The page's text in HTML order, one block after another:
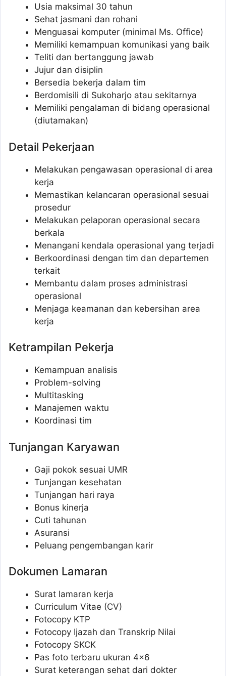
Usia maksimal 30 tahun
Sehat jasmani dan rohani
Menguasai komputer (minimal Ms. Office)
Memiliki kemampuan komunikasi yang baik
Teliti dan bertanggung jawab
Jujur dan disiplin
Bersedia bekerja dalam tim
Berdomisili di Sukoharjo atau sekitarnya
Memiliki pengalaman di bidang operasional
(diutamakan)
Detail Pekerjaan
Melakukan pengawasan operasional di area
kerja
Memastikan kelancaran operasional sesuai
prosedur
Melakukan pelaporan operasional secara
berkala
Menangani kendala operasional yang terjadi
Berkoordinasi dengan tim dan departemen
terkait
Membantu dalam proses administrasi
operasional
Menjaga keamanan dan kebersihan area
kerja
Ketrampilan Pekerja
Kemampuan analisis
Problem-solving
Multitasking
Manajemen waktu
Koordinasi tim
Tunjangan Karyawan
Gaji pokok sesuai UMR
Tunjangan kesehatan
Tunjangan hari raya
Bonus kinerja
Cuti tahunan
Asuransi
Peluang pengembangan karir
Dokumen Lamaran
Surat lamaran kerja
Curriculum Vitae (CV)
Fotocopy KTP
Fotocopy Ijazah dan Transkrip Nilai
Fotocopy SKCK
Pas foto terbaru ukuran 4×6
Surat keterangan sehat dari dokter